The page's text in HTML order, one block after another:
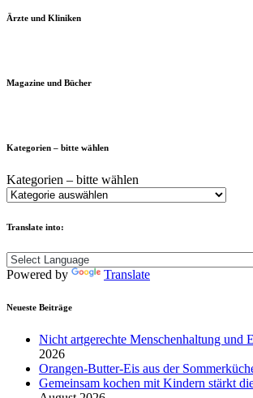
Ärzte und Kliniken
Magazine und Bücher
Kategorien – bitte wählen
Kategorien – bitte wählen
Translate into:
Powered by Translate
Neueste Beiträge
Nicht artgerechte Menschenhaltung und
2026
Orangen-Butter-Eis aus der
Gemeinsam kochen mit Kindern stärkt